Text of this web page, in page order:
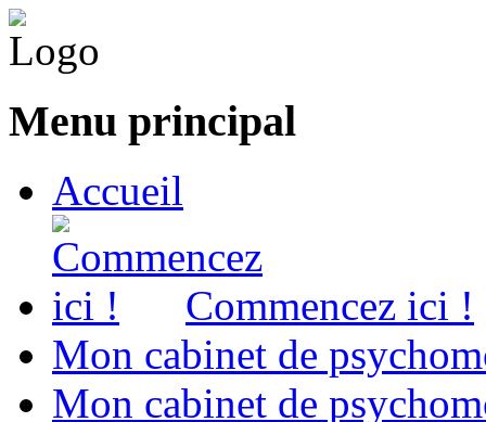
Menu principal
Accueil
Commencez ici !
Mon cabinet de
Mon cabinet de